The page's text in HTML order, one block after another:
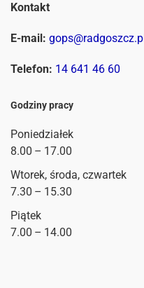
Kontakt
E-mail: gops@radgoszcz.pl
Telefon: 14 641 46 60
Godziny pracy
Poniedziałek
8.00 – 17.00
Wtorek, środa, czwartek
7.30 – 15.30
Piątek
7.00 – 14.00